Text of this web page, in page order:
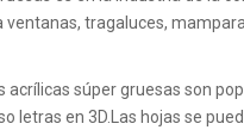
tragaluces,
acrílicas súper gruesas son
letras en 3D.Las hojas se